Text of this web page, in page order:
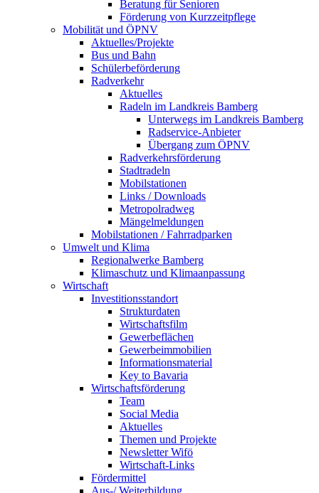
Beratung für Senioren
Förderung von Kurzzeitpflege
Mobilität und ÖPNV
Aktuelles/Projekte
Bus und Bahn
Schülerbeförderung
Radverkehr
Aktuelles
Radeln im Landkreis Bamberg
Unterwegs im Landkreis Bamberg
Radservice-Anbieter
Übergang zum ÖPNV
Radverkehrsförderung
Stadtradeln
Mobilstationen
Links / Downloads
Metropolradweg
Mängelmeldungen
Mobilstationen / Fahrradparken
Umwelt und Klima
Regionalwerke Bamberg
Klimaschutz und Klimaanpassung
Wirtschaft
Investitionsstandort
Strukturdaten
Wirtschaftsfilm
Gewerbeflächen
Gewerbeimmobilien
Informationsmaterial
Key to Bavaria
Wirtschaftsförderung
Team
Social Media
Aktuelles
Themen und Projekte
Newsletter Wifö
Wirtschaft-Links
Fördermittel
Aus-/ Weiterbildung